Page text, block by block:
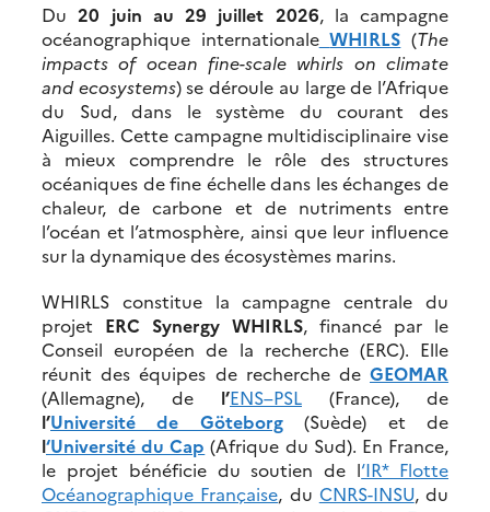
Du20 juin au 29 juillet 2026, la campagne
océanographique internationale WHIRLS (The
impacts of ocean fine-scale whirls on climate
and ecosystems) se déroule au large de l’Afrique
du Sud, dans le système du courant des
Aiguilles. Cette campagne multidisciplinaire vise
à mieux comprendre le rôle des structures
océaniques de fine échelle dans les échanges de
chaleur, de carbone et de nutriments entre
l’océan et l’atmosphère, ainsi que leur influence
sur la dynamique des écosystèmes marins.
WHIRLS constitue la campagne centrale du
projet ERC Synergy WHIRLS, financé par le
Conseil européen de la recherche (ERC). Elle
réunit des équipes de recherche de GEOMAR
(Allemagne), de l’ENS–PSL (France), de
l’Université de Göteborg(Suède) et de
l‘Université du Cap (Afrique du Sud). En France,
le projet bénéficie du soutien de l‘IR* Flotte
Océanographique Française, du CNRS-INSU, du